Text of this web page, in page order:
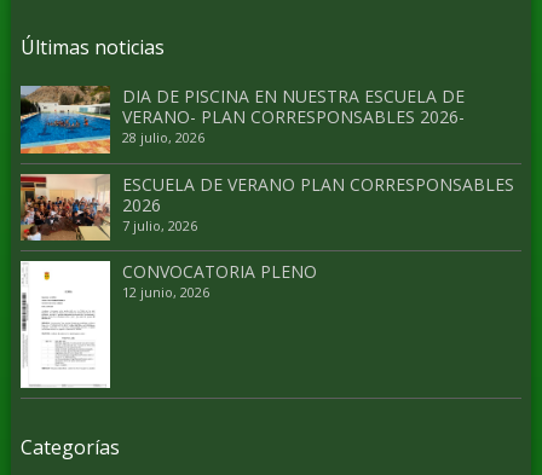
Últimas noticias
DIA DE PISCINA EN NUESTRA ESCUELA DE
VERANO- PLAN CORRESPONSABLES 2026-
28 julio, 2026
ESCUELA DE VERANO PLAN CORRESPONSABLES
2026
7 julio, 2026
CONVOCATORIA PLENO
12 junio, 2026
Categorías